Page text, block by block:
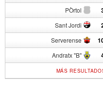
PÒrtol
Sant Jordi
Serverense
Andratx "B"
MÁS